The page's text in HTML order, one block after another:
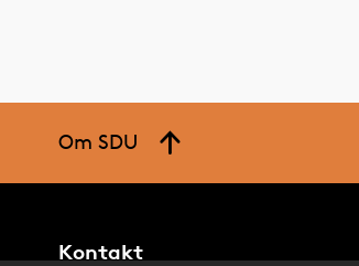
Om SDU
Kontakt